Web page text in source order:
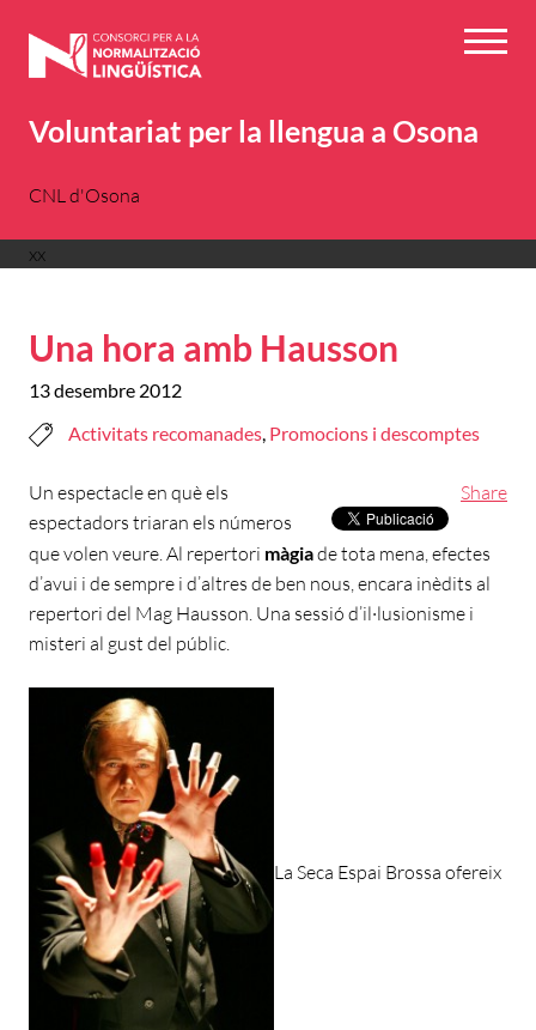
Voluntariat per la llengua a Osona
CNL d'Osona
xx
Una hora amb Hausson
13 desembre 2012
Activitats recomanades, Promocions i descomptes
Share
Un espectacle en què els
espectadors triaran els números
que volen veure. Al repertori màgiade tota mena, efectes
d’avui i de sempre i d’altres de ben nous, encara inèdits al
repertori del Mag Hausson. Una sessió d’il·lusionisme i
misteri al gust del públic.
La Seca Espai Brossa ofereix